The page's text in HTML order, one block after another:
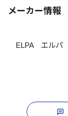
メーカー情報
ELPA エルパ